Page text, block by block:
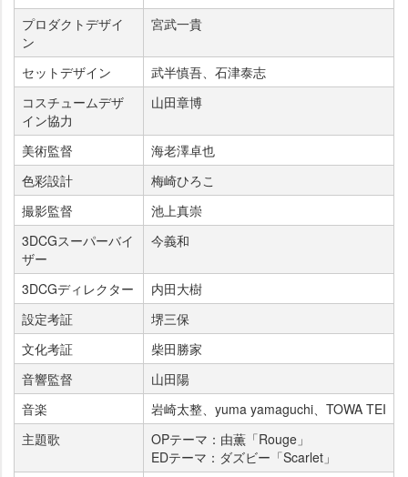
プロダクトデザイ
ン
宮武一貴
セットデザイン
武半慎吾、石津泰志
コスチュームデザ
イン協力
山田章博
美術監督
海老澤卓也
色彩設計
梅崎ひろこ
撮影監督
池上真崇
3DCGスーパーバイ
ザー
今義和
3DCGディレクター
内田大樹
設定考証
堺三保
文化考証
柴田勝家
音響監督
山田陽
音楽
崎太整、yuma yamaguchi、TOWA TEI
主題歌
OPテーマ：由薫「Rouge」
EDテーマ：ダズビー「Scarlet」